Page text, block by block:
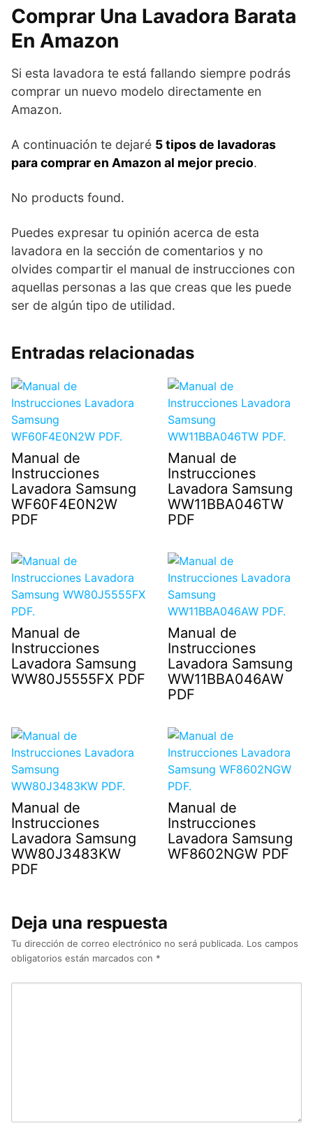
Comprar Una Lavadora Barata
En Amazon
Si esta lavadora te está fallando siempre podrás
comprar un nuevo modelo directamente en
Amazon.
A continuación te dejaré 5 tipos de lavadoras
para comprar en Amazon al mejor precio.
No products found.
Puedes expresar tu opinión acerca de esta
lavadora en la sección de comentarios y no
olvides compartir el manual de instrucciones con
aquellas personas a las que creas que les puede
ser de algún tipo de utilidad.
Entradas relacionadas
Manual de
Instrucciones
Lavadora Samsung
WF60F4E0N2W
PDF
Manual de
Instrucciones
Lavadora Samsung
WW11BBA046TW
PDF
Manual de
Instrucciones
Lavadora Samsung
WW80J5555FX PDF
Manual de
Instrucciones
Lavadora Samsung
WW11BBA046AW
PDF
Manual de
Instrucciones
Lavadora Samsung
WW80J3483KW
PDF
Manual de
Instrucciones
Lavadora Samsung
WF8602NGW PDF
Deja una respuesta
Tu dirección de correo electrónico no será publicada. Los campos
obligatorios están marcados con *